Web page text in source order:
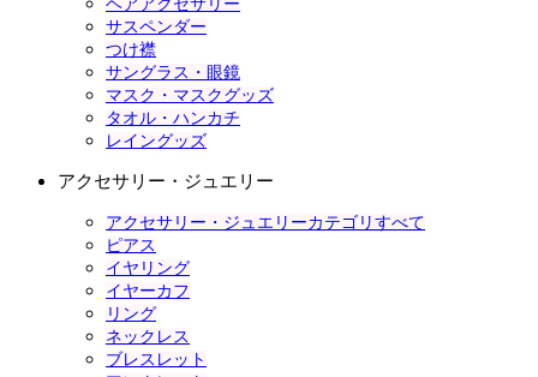
ヘアアクセサリー
サスペンダー
つけ襟
サングラス・眼鏡
マスク・マスクグッズ
タオル・ハンカチ
レイングッズ
アクセサリー・ジュエリー
アクセサリー・ジュエリーカテゴリすべて
ピアス
イヤリング
イヤーカフ
リング
ネックレス
ブレスレット